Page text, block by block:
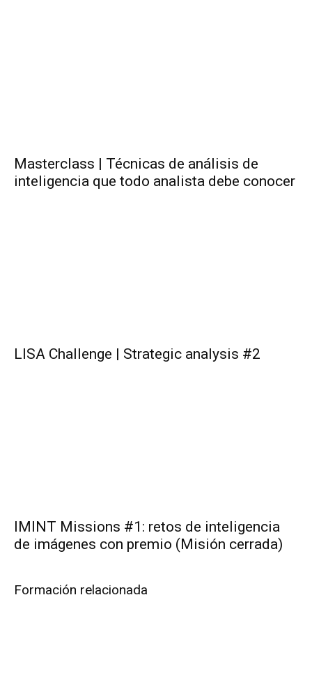
Masterclass | Técnicas de análisis de
inteligencia que todo analista debe conocer
LISA Challenge | Strategic analysis #2
IMINT Missions #1: retos de inteligencia
de imágenes con premio (Misión cerrada)
Formación relacionada